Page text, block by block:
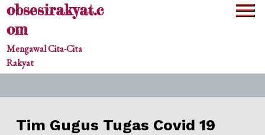
Skipobsesirakyat.c
om
Mengawal Cita-Cita
Rakyat
Tim Gugus Tugas Covid 19